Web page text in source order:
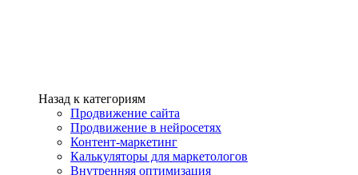
Назад к категориям
Продвижение сайта
Продвижение в нейросетях
Контент-маркетинг
Калькуляторы для маркетологов
Внутренняя оптимизация